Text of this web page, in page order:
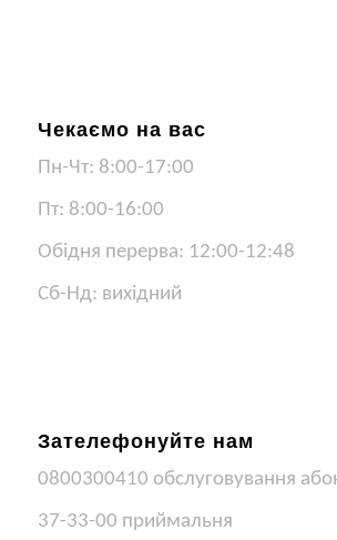
Чекаємо на вас
Пн-Чт: 8:00-17:00
Пт: 8:00-16:00
Обідня перерва: 12:00-12:48
Сб-Нд: вихідний
Зателефонуйте нам
0800300410 обслуговування
37-33-00 приймальня